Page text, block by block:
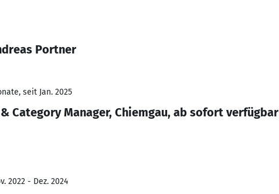
Portner
seit Jan. 2025
Category Manager, Chiemgau, ab sofort verfügbar
2022 - Dez. 2024